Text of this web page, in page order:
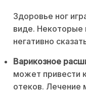
Здоровье ног
виде. Некоторые
негативно
Варикозное
может привести
отеков. Лечение